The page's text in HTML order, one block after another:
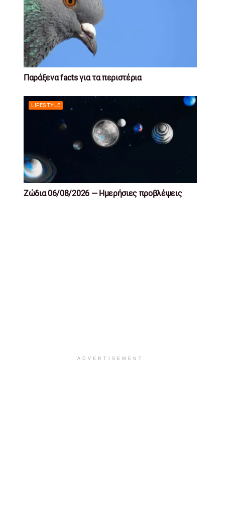
Παράξενα facts για τα περιστέρια
LIFESTYLE
Ζώδια 06/08/2026 — Ημερήσιες προβλέψεις
ADVERTISEMENT